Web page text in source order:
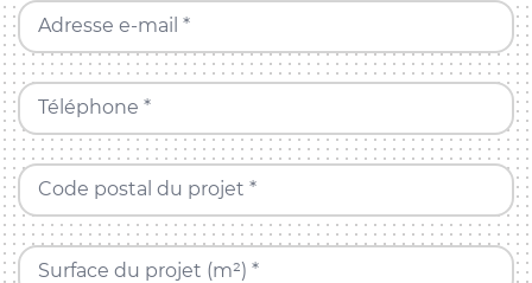
Adresse e-mail *
Téléphone *
Code postal du projet *
Surface du projet (m²) *